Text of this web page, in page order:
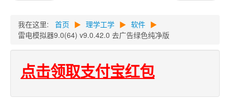
我在这里: 首页 ▶ 理学工学 ▶ 软件 ▶
雷电模拟器9.0(64) v9.0.42.0 去广告绿色纯净版
点击领取支付宝红包